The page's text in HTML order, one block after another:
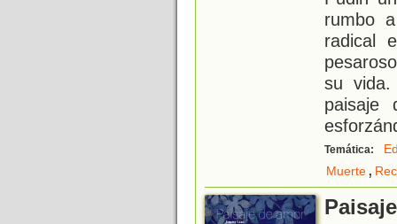
rumbo
radical
su
paisaje
Temática:
Muerte,